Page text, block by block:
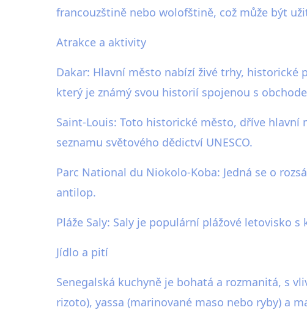
francouzštině nebo wolofštině, což může být
Atrakce a aktivity
Dakar: Hlavní město nabízí živé trhy, historické
který je známý svou historií spojenou s
Saint-Louis: Toto historické město, dříve hlavní
seznamu světového dědictví UNESCO.
Parc National du Niokolo-Koba: Jedná se o
antilop.
Pláže Saly: Saly je populární plážové letovisko
Jídlo a pití
Senegalská kuchyně je bohatá a rozmanitá, s
rizoto), yassa (marinované maso nebo ryby) a